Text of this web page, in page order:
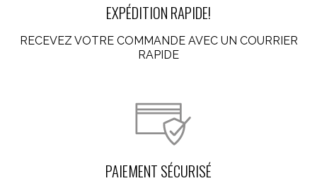
EXPÉDITION RAPIDE!
RECEVEZ VOTRE COMMANDE AVEC UN COURRIER
RAPIDE
PAIEMENT SÉCURISÉ